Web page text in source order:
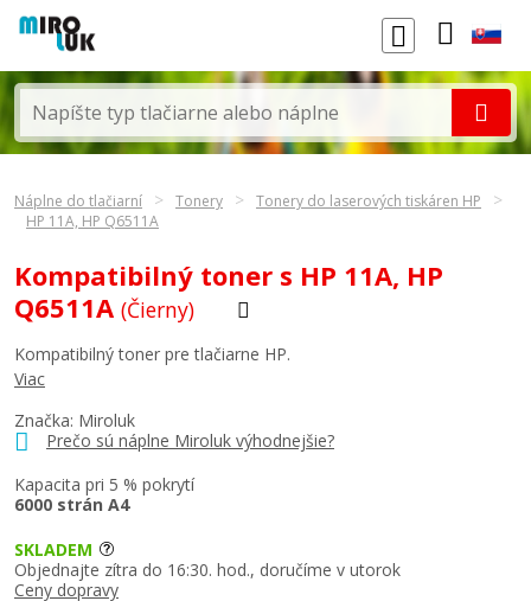
Náplne do tlačiarní Tonery
Tonery do laserových tiskáren HP
HP 11A, HP Q6511A
Kompatibilný toner s HP 11A, HP
Q6511A (Čierny)
Značka: Miroluk
Prečo sú náplne Miroluk výhodnejšie?
Kapacita pri 5 % pokrytí
6000 strán A4
Kompatibilný toner pre tlačiarne HP.
Viac
SKLADEM
Objednajte zítra do 16:30. hod., doručíme v utorok
Ceny dopravy